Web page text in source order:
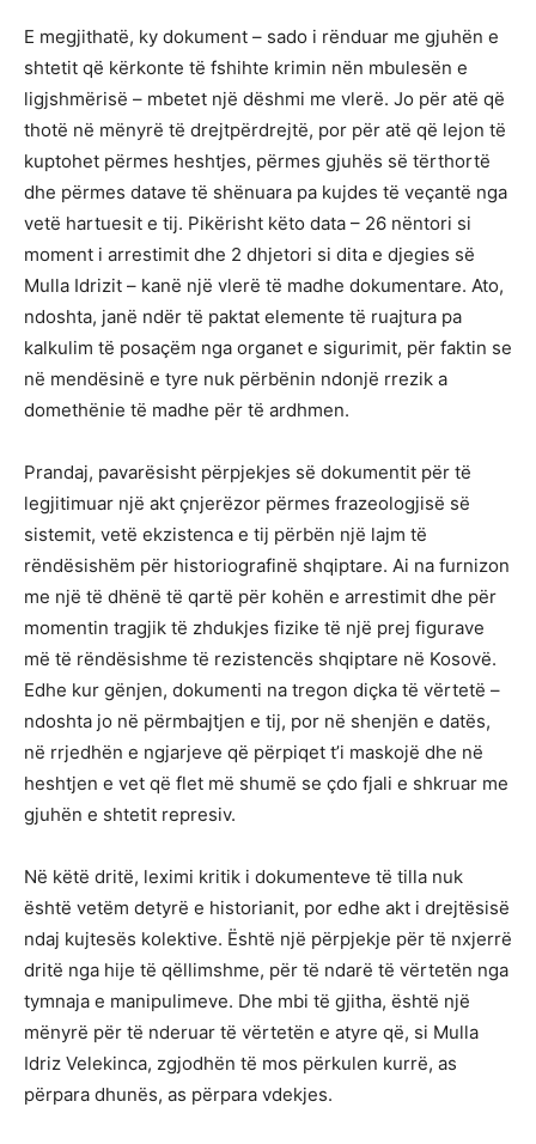
E megjithatë, ky dokument – sado i rënduar me gjuhën e
shtetit që kërkonte të fshihte krimin nën mbulesën e
ligjshmërisë – mbetet një dëshmi me vlerë. Jo për atë që
thotë në mënyrë të drejtpërdrejtë, por për atë që lejon të
kuptohet përmes heshtjes, përmes gjuhës së tërthortë
dhe përmes datave të shënuara pa kujdes të veçantë nga
vetë hartuesit e tij. Pikërisht këto data – 26 nëntori si
moment i arrestimit dhe 2 dhjetori si dita e djegies së
Mulla Idrizit – kanë një vlerë të madhe dokumentare. Ato,
ndoshta, janë ndër të paktat elemente të ruajtura pa
kalkulim të posaçëm nga organet e sigurimit, për faktin se
në mendësinë e tyre nuk përbënin ndonjë rrezik a
domethënie të madhe për të ardhmen.
Prandaj, pavarësisht përpjekjes së dokumentit për të
legjitimuar një akt çnjerëzor përmes frazeologjisë së
sistemit, vetë ekzistenca e tij përbën një lajm të
rëndësishëm për historiografinë shqiptare. Ai na furnizon
me një të dhënë të qartë për kohën e arrestimit dhe për
momentin tragjik të zhdukjes fizike të një prej figurave
më të rëndësishme të rezistencës shqiptare në Kosovë.
Edhe kur gënjen, dokumenti na tregon diçka të vërtetë –
ndoshta jo në përmbajtjen e tij, por në shenjën e datës,
në rrjedhën e ngjarjeve që përpiqet t’i maskojë dhe në
heshtjen e vet që flet më shumë se çdo fjali e shkruar me
gjuhën e shtetit represiv.
Në këtë dritë, leximi kritik i dokumenteve të tilla nuk
është vetëm detyrë e historianit, por edhe akt i drejtësisë
ndaj kujtesës kolektive. Është një përpjekje për të nxjerrë
dritë nga hije të qëllimshme, për të ndarë të vërtetën nga
tymnaja e manipulimeve. Dhe mbi të gjitha, është një
mënyrë për të nderuar të vërtetën e atyre që, si Mulla
Idriz Velekinca, zgjodhën të mos përkulen kurrë, as
përpara dhunës, as përpara vdekjes.